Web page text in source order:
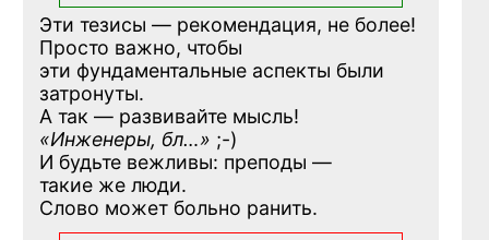
Эти тезисы — рекомендация, не более!
Просто важно, чтобы
эти фундаментальные аспекты были
затронуты.
А так — развивайте мысль!
«Инженеры, бл…» ;-)
И будьте вежливы: преподы —
такие же люди.
Слово может больно ранить.